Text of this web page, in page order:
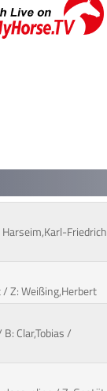
Friedrich
Z: Weißing,Herbert
Clar,Tobias /